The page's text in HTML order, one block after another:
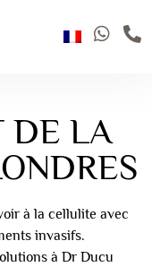
DE LA
à la cellulite avec
invasifs.
à Dr Ducu